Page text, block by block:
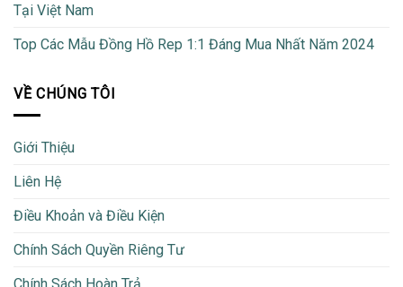
Tại Việt Nam
Top Các Mẫu Đồng Hồ Rep 1:1 Đáng Mua Nhất Năm 2024
VỀ CHÚNG TÔI
Giới Thiệu
Liên Hệ
Điều Khoản và Điều Kiện
Chính Sách Quyền Riêng Tư